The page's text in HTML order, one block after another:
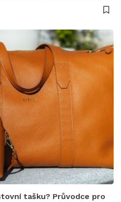
tašku? Průvodce pro